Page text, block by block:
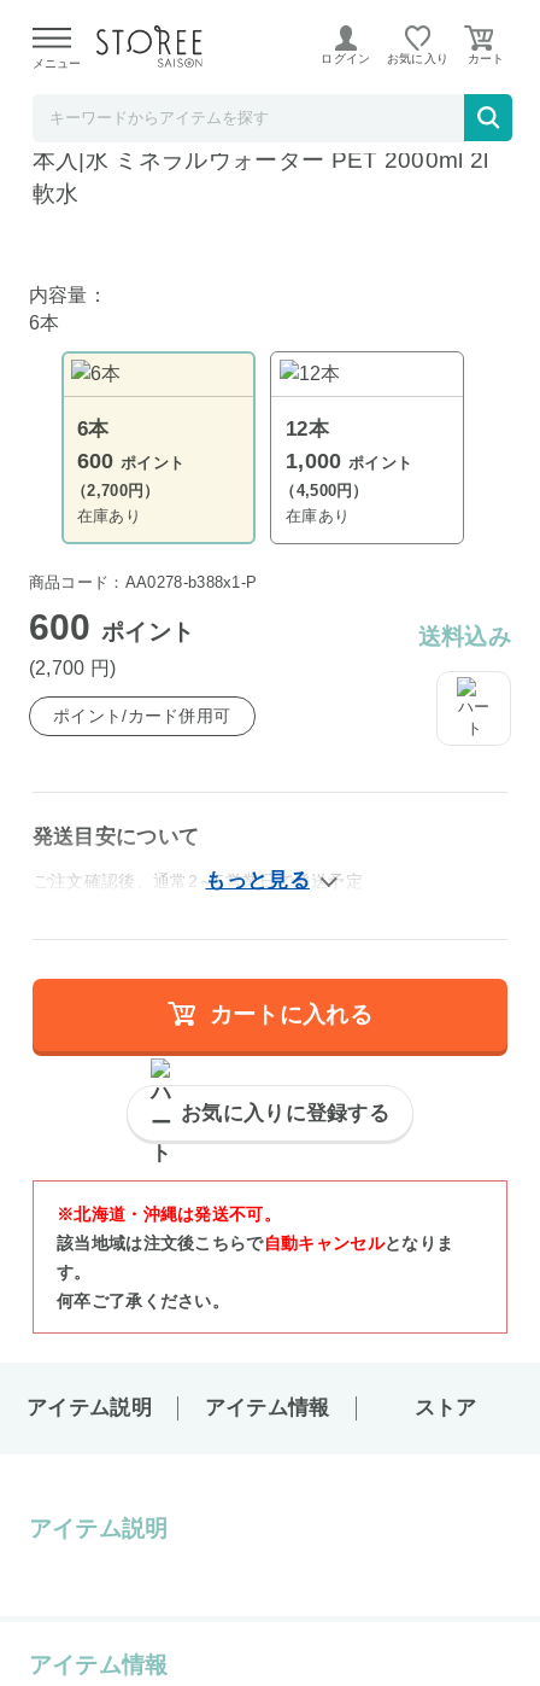
よる配送遅延が発生しております。
メニュー ログイン お気に入り
岩泉産業開発 龍泉洞の水 2Lペットボトル×6
本入|水 ミネラルウォーター PET 2000ml 2l
軟水
内容量：
6本
6本
600ポイント
（2,700円）
在庫あり
12本
1,000 ポイント
（4,500円）
在庫あり
商品コード：AA0278-b388x1-P
600ポイント
(2,700 円)
送料込み
ポイント/カード併用可
発送目安について
ご注文確認後、通常2～5営業日で発送予定
カートに入れる
お気に入りに登録する
※北海道・沖縄は発送不可。
該当地域は注文後こちらで自動キャンセルとなりま
す。
何卒ご了承ください。
アイテム説明 アイテム情報 ストア
アイテム説明
アイテム情報